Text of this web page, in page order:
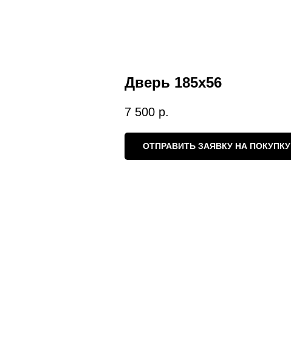
Дверь 185х56
7 500 р.
ОТПРАВИТЬ ЗАЯВКУ НА ПОКУПКУ